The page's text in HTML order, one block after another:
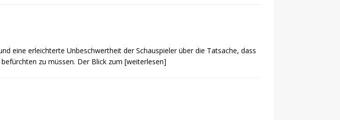
Zeitung –
geben wegen Corona
eine erleichterte Unbeschwertheit der Schauspieler über die Tatsache, dass
zu müssen. Der Blick zum [weiterlesen]